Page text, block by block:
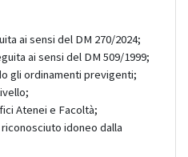
ai sensi del DM 270/2024;
ai sensi del DM 509/1999;
gli ordinamenti previgenti;
Atenei e Facoltà;
idoneo dalla